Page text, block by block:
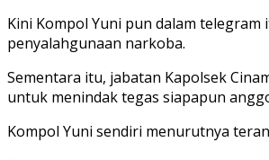
Kini Kompol Yuni pun dalam
penyalahgunaan narkoba.
Sementara itu, jabatan Kapolsek
untuk menindak tegas siapapun
Kompol Yuni sendiri menurutnya